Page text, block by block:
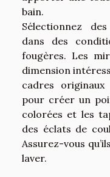
bain.
Sélectionnez
dans des
fougères. Les
dimension
cadres
pour créer un
colorées et les
des éclats de
Assurez-vous
laver.